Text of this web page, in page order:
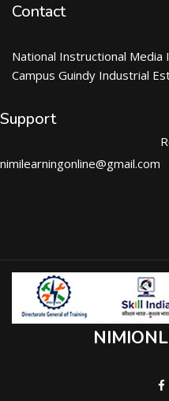
Contact
National Instructional
Campus Guindy Industrial
Support
nimilearningonline@gmail.com